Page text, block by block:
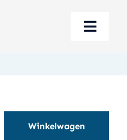
Toggle
Winkelwagen